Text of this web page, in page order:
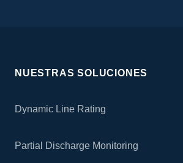
NUESTRAS SOLUCIONES
Dynamic Line Rating
Partial Discharge Monitoring